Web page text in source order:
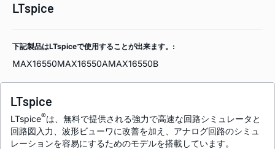
LTspice
下記製品はLTspiceで使用することが出来ます。:
MAX16550MAX16550AMAX16550B
LTspice
LTspice®は、無料で提供される強力で高速な回路シミュレータと
回路図入力、波形ビューワに改善を加え、アナログ回路のシミュ
レーションを容易にするためのモデルを搭載しています。